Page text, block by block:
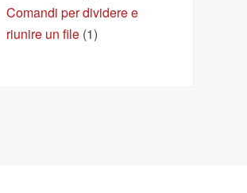
Comandi per dividere e
riunire un file (1)